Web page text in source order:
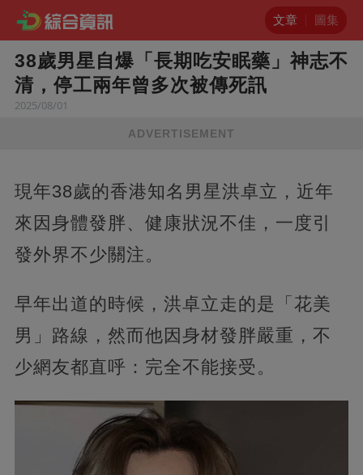
文章 圖集
38歲男星自爆「長期吃安眠藥」神志不
清，停工兩年曾多次被傳死訊
2025/08/01
ADVERTISEMENT
現年38歲的香港知名男星洪卓立，近年
來因身體發胖、健康狀況不佳，一度引
發外界不少關注。
早年出道的時候，洪卓立走的是「花美
男」路線，然而他因身材發胖嚴重，不
少網友都直呼：完全不能接受。